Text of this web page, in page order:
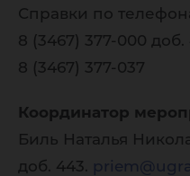
Справки по
8 (3467) 377-000 доб.
8 (3467) 377-037
Координатор
Биль Наталья
доб. 443.